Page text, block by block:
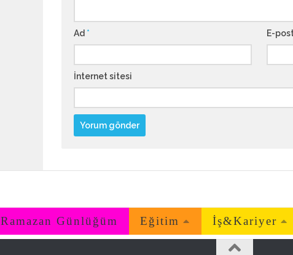
Ad * E-
İnternet sitesi
Ramazan Günlüğüm Eğitim İş&Kariyer